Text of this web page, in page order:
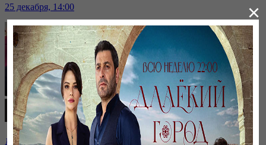
25 декабря, 14:00
Дихан Қамзабекұлы: тәуелсіздік vs егемендік | Battle соз
×